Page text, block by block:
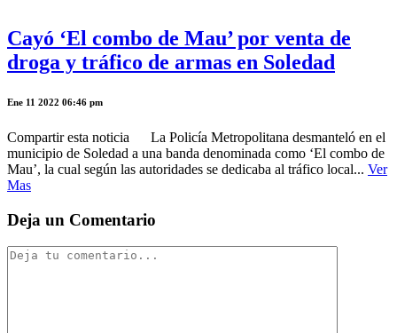
Cayó ‘El combo de Mau’ por venta de
droga y tráfico de armas en Soledad
Ene 11 2022 06:46 pm
Compartir esta noticia La Policía Metropolitana desmanteló en el
municipio de Soledad a una banda denominada como ‘El combo de
Mau’, la cual según las autoridades se dedicaba al tráfico local... Ver
Mas
Deja un Comentario